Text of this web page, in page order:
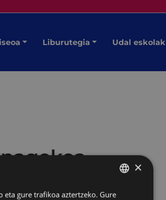
Liburutegia Udal eskolak
BASQUE
×
eta gure trafikoa aztertzeko. Gure